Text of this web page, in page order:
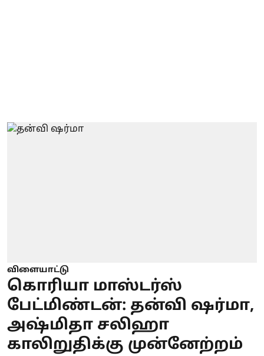
விளையாட்டு
கொரியா மாஸ்டர்ஸ்
பேட்மிண்டன்: தன்வி ஷர்மா,
அஷ்மிதா சலிஹா
காலிறுதிக்கு முன்னேற்றம்